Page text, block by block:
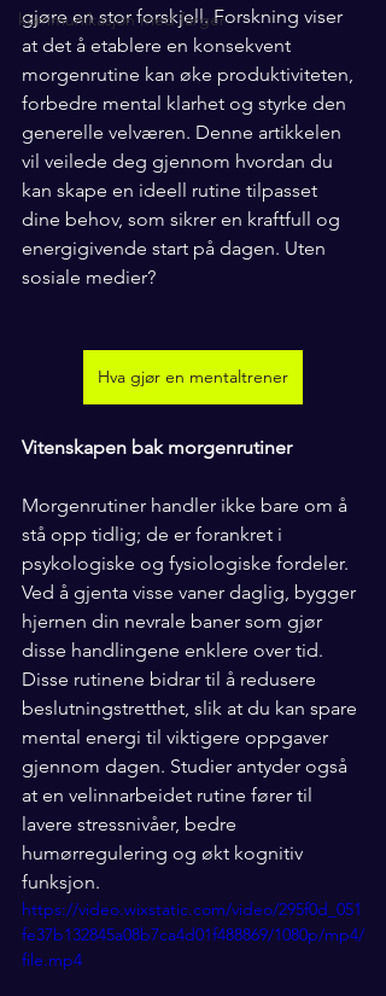
kommunikasjon med farger
gjøre en stor forskjell. Forskning viser
at det å etablere en konsekvent
morgenrutine kan øke produktiviteten,
forbedre mental klarhet og styrke den
generelle velværen. Denne artikkelen
vil veilede deg gjennom hvordan du
kan skape en ideell rutine tilpasset
dine behov, som sikrer en kraftfull og
energigivende start på dagen. Uten
sosiale medier?
Hva gjør en mentaltrener
Vitenskapen bak morgenrutiner
Morgenrutiner handler ikke bare om å
stå opp tidlig; de er forankret i
psykologiske og fysiologiske fordeler.
Ved å gjenta visse vaner daglig, bygger
hjernen din nevrale baner som gjør
disse handlingene enklere over tid.
Disse rutinene bidrar til å redusere
beslutningstretthet, slik at du kan spare
mental energi til viktigere oppgaver
gjennom dagen. Studier antyder også
at en velinnarbeidet rutine fører til
lavere stressnivåer, bedre
humørregulering og økt kognitiv
funksjon.
https://video.wixstatic.com/video/295f0d_051
fe37b132845a08b7ca4d01f488869/1080p/mp4/
file.mp4